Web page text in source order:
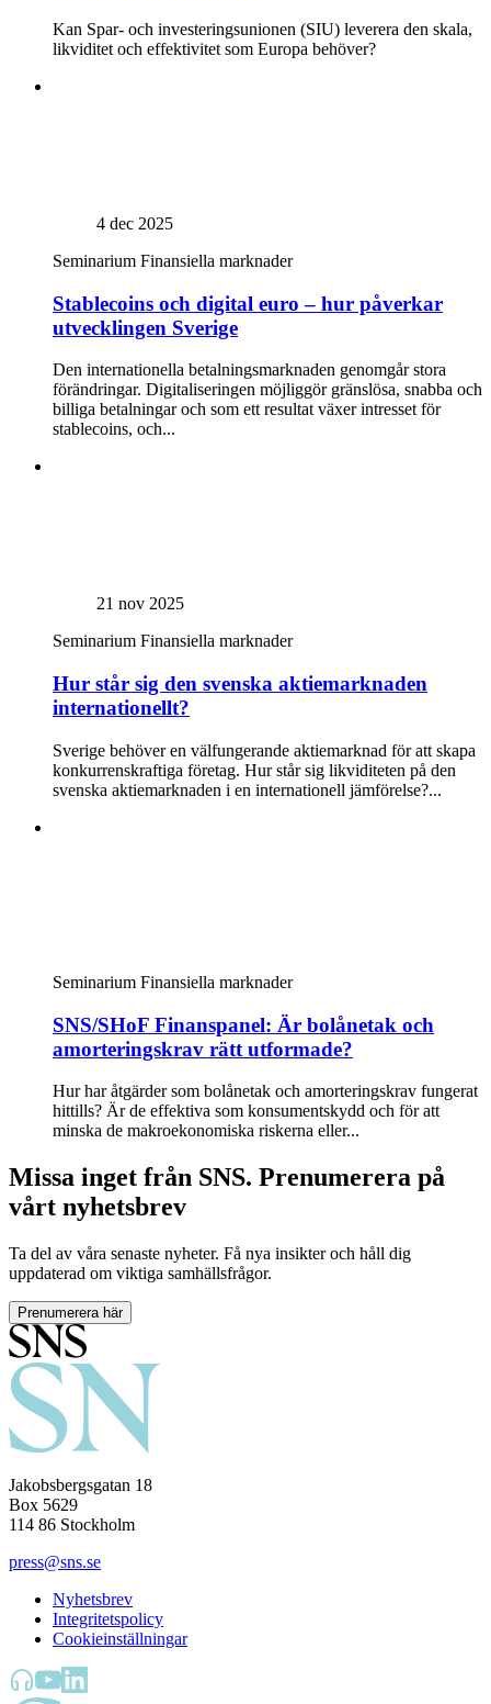
Kan Spar- och investeringsunionen (SIU) leverera den skala,
likviditet och effektivitet som Europa behöver?
4 dec 2025
Seminarium Finansiella marknader
Stablecoins och digital euro – hur påverkar
utvecklingen Sverige
Den internationella betalningsmarknaden genomgår stora
förändringar. Digitaliseringen möjliggör gränslösa, snabba och
billiga betalningar och som ett resultat växer intresset för
stablecoins, och...
21 nov 2025
Seminarium Finansiella marknader
Hur står sig den svenska aktiemarknaden
internationellt?
Sverige behöver en välfungerande aktiemarknad för att skapa
konkurrenskraftiga företag. Hur står sig likviditeten på den
svenska aktiemarknaden i en internationell jämförelse?...
Seminarium Finansiella marknader
SNS/SHoF Finanspanel: Är bolånetak och
amorteringskrav rätt utformade?
Hur har åtgärder som bolånetak och amorteringskrav fungerat
hittills? Är de effektiva som konsumentskydd och för att
minska de makroekonomiska riskerna eller...
Missa inget från SNS. Prenumerera på
vårt nyhetsbrev
Ta del av våra senaste nyheter. Få nya insikter och håll dig
uppdaterad om viktiga samhällsfrågor.
Prenumerera här
Jakobsbergsgatan 18
Box 5629
114 86 Stockholm
press@sns.se
Nyhetsbrev
Integritetspolicy
Cookieinställningar